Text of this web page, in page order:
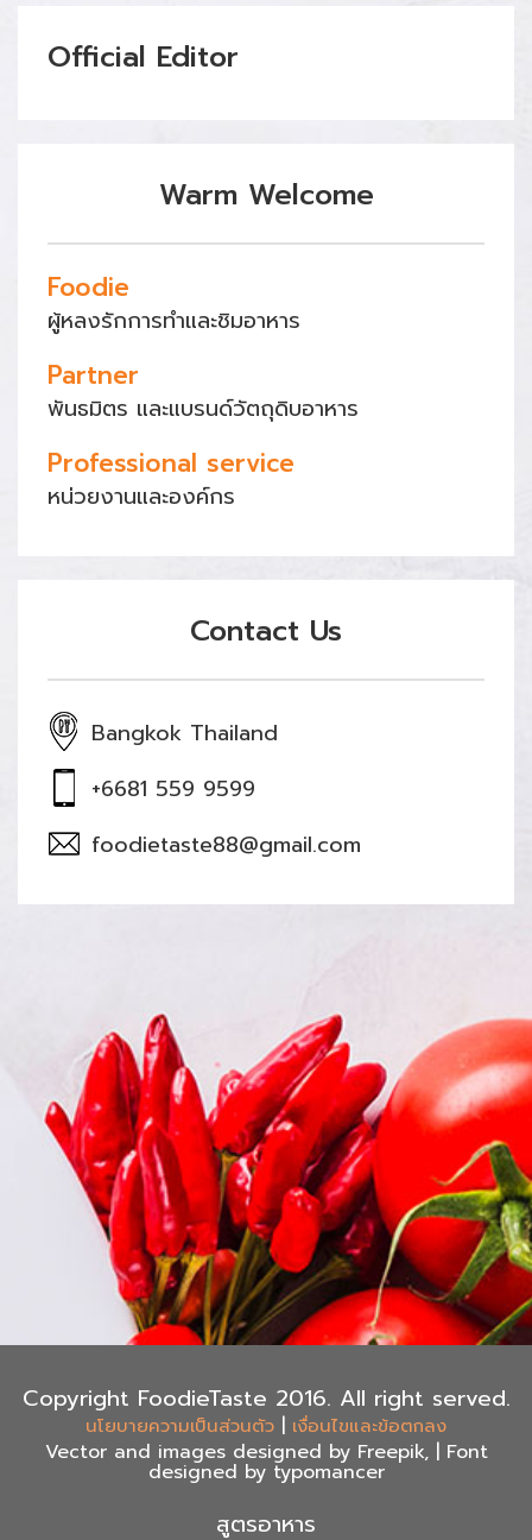
Official Editor
Warm Welcome
Foodie
ผู้หลงรักการทำและชิมอาหาร
Partner
พันธมิตร และแบรนด์วัตถุดิบอาหาร
Professional service
หน่วยงานและองค์กร
Contact Us
Bangkok Thailand
+6681 559 9599
foodietaste88@gmail.com
Copyright FoodieTaste 2016. All right served.
นโยบายความเป็นส่วนตัว | เงื่อนไขและข้อตกลง
Vector and images designed by Freepik, | Font
designed by typomancer
สูตรอาหาร